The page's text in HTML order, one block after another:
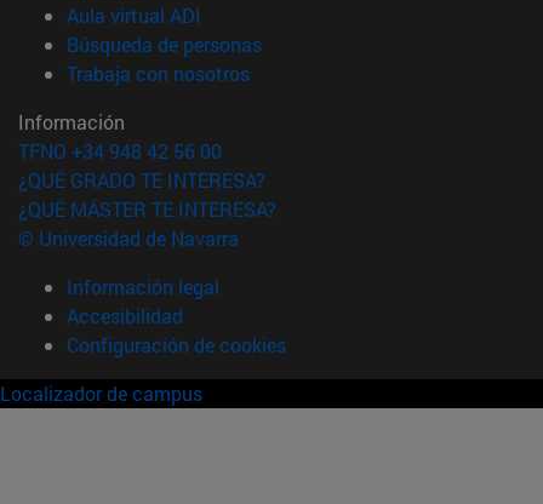
Aula virtual ADI
Búsqueda de personas(abre en nueva ventana)
Trabaja con nosotros(abre en nueva ventana)
Información
TFNO +34 948 42 56 00
¿QUÉ GRADO TE INTERESA?
¿QUÉ MÁSTER TE INTERESA?
© Universidad de Navarra
Información legal
Accesibilidad
Configuración de cookies
Localizador de campus